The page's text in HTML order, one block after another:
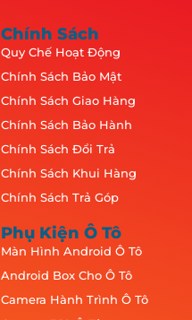
Chính Sách
Quy Chế Hoạt Động
Chính Sách Bảo Mật
Chính Sách Giao Hàng
Chính Sách Bảo Hành
Chính Sách Đổi Trả
Chính Sách Khui Hàng
Chính Sách Trả Góp
Phụ Kiện Ô Tô
Màn Hình Android Ô Tô
Android Box Cho Ô Tô
Camera Hành Trình Ô Tô